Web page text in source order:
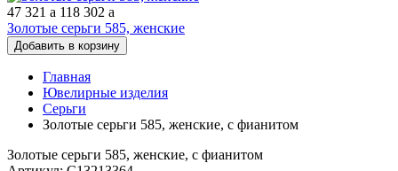
47 321 a 118 302 a
Золотые серьги 585, женские
Добавить в корзину
Главная
Ювелирные изделия
Серьги
Золотые серьги 585, женские, с фианитом
Золотые серьги 585, женские, с фианитом